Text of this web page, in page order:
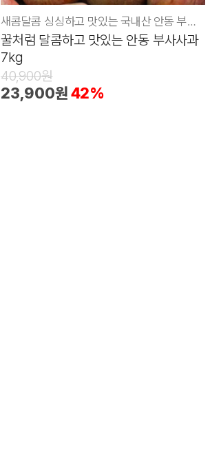
새콤달콤 싱싱하고 맛있는 국내산 안동 부사사과
꿀처럼 달콤하고 맛있는 안동 부사사과
7kg
40,900원
23,900원42%